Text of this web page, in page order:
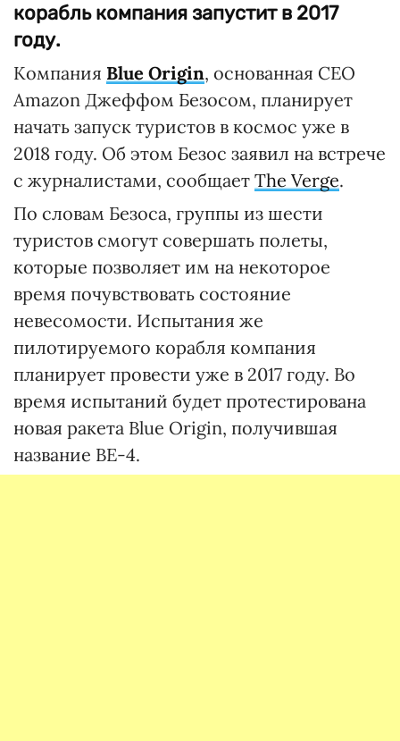
корабль компания запустит в 2017
году.
Компания Blue Origin, основанная СЕО
Amazon Джеффом Безосом, планирует
начать запуск туристов в космос уже в
2018 году. Об этом Безос заявил на встрече
с журналистами, сообщает The Verge.
По словам Безоса, группы из шести
туристов смогут совершать полеты,
которые позволяет им на некоторое
время почувствовать состояние
невесомости. Испытания же
пилотируемого корабля компания
планирует провести уже в 2017 году. Во
время испытаний будет протестирована
новая ракета Blue Origin, получившая
название ВЕ-4.